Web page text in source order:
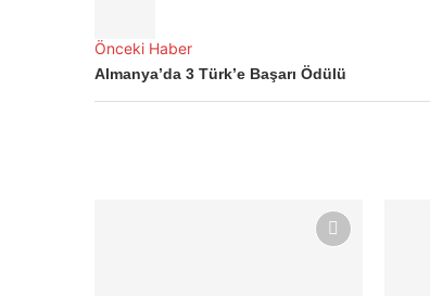
Önceki Haber
Almanya’da 3 Türk’e Başarı Ödülü